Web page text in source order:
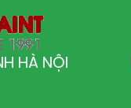
HÀ NỘI